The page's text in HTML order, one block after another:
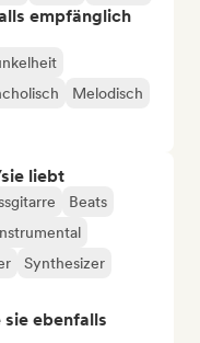
empfänglich
Melodisch
liebt
Beats
Synthesizer
ebenfalls